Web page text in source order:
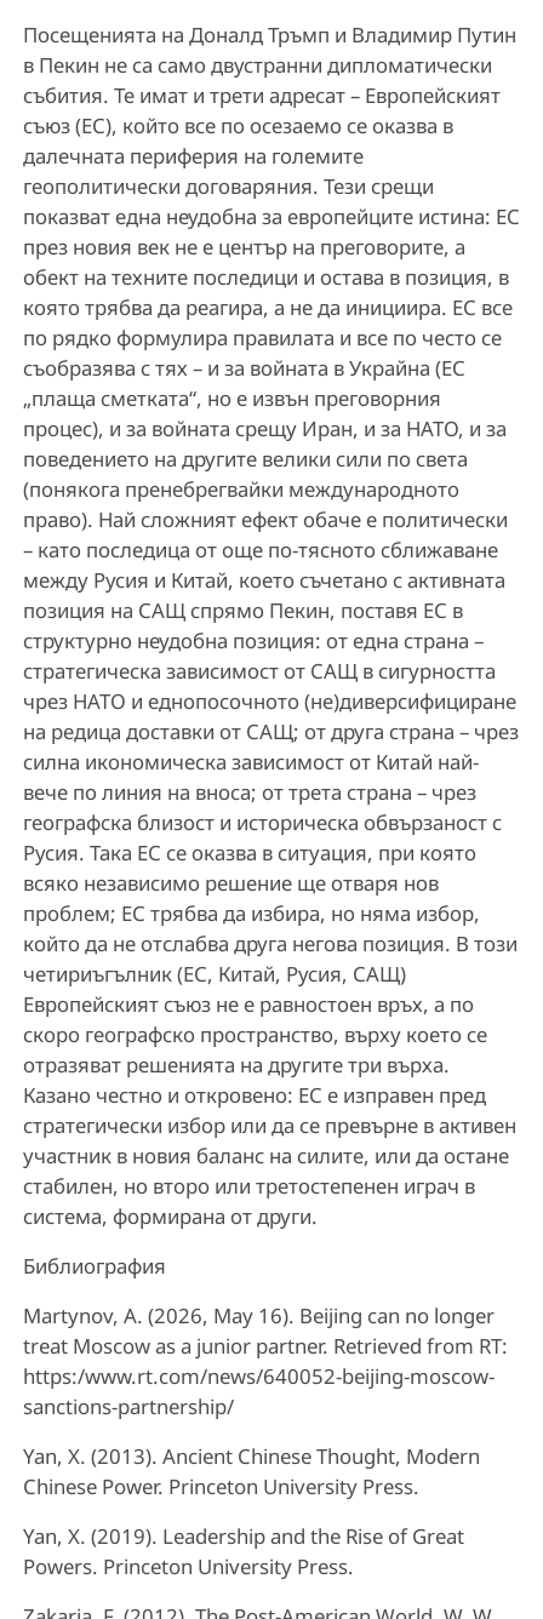
Посещенията на Доналд Тръмп и Владимир Путин
в Пекин не са само двустранни дипломатически
събития. Те имат и трети адресат – Европейският
съюз (ЕС), който все по осезаемо се оказва в
далечната периферия на големите
геополитически договаряния. Тези срещи
показват една неудобна за европейците истина: ЕС
през новия век не е център на преговорите, а
обект на техните последици и остава в позиция, в
която трябва да реагира, а не да инициира. ЕС все
по рядко формулира правилата и все по често се
съобразява с тях – и за войната в Украйна (ЕС
„плаща сметката“, но е извън преговорния
процес), и за войната срещу Иран, и за НАТО, и за
поведението на другите велики сили по света
(понякога пренебрегвайки международното
право). Най сложният ефект обаче е политически
– като последица от още по-тясното сближаване
между Русия и Китай, което съчетано с активната
позиция на САЩ спрямо Пекин, поставя ЕС в
структурно неудобна позиция: от една страна –
стратегическа зависимост от САЩ в сигурността
чрез НАТО и еднопосочното (не)диверсифициране
на редица доставки от САЩ; от друга страна – чрез
силна икономическа зависимост от Китай най-
вече по линия на вноса; от трета страна – чрез
географска близост и историческа обвързаност с
Русия. Така ЕС се оказва в ситуация, при която
всяко независимо решение ще отваря нов
проблем; ЕС трябва да избира, но няма избор,
който да не отслабва друга негова позиция. В този
четириъгълник (ЕС, Китай, Русия, САЩ)
Европейският съюз не е равностоен връх, а по
скоро географско пространство, върху което се
отразяват решенията на другите три върха.
Казано честно и откровено: ЕС е изправен пред
стратегически избор или да се превърне в активен
участник в новия баланс на силите, или да остане
стабилен, но второ или третостепенен играч в
система, формирана от други.
Библиография
Martynov, A. (2026, May 16). Beijing can no longer
treat Moscow as a junior partner. Retrieved from RT:
https:/www.rt.com/news/640052-beijing-moscow-
sanctions-partnership/
Yan, X. (2013). Ancient Chinese Thought, Modern
Chinese Power. Princeton University Press.
Yan, X. (2019). Leadership and the Rise of Great
Powers. Princeton University Press.